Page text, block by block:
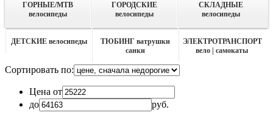
ГОРНЫЕ/MTB
велосипеды
ГОРОДСКИЕ
велосипеды
СКЛАДНЫЕ
велосипеды
ДЕТСКИЕ велосипеды
ТЮБИНГ ватрушки
санки
ЭЛЕКТРОТРАНСПОРТ
вело | самокаты
Сортировать по:
Цена от
до
руб.